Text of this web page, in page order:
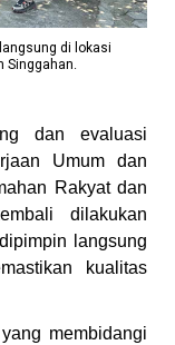
di lokasi
Singgahan.
dan evaluasi
Umum dan
Rakyat dan
dilakukan
langsung
kualitas
membidangi